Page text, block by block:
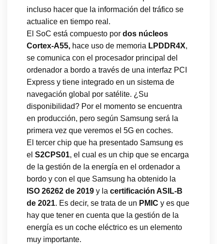
incluso hacer que la información del tráfico se
actualice en tiempo real.
El SoC está compuesto por dos núcleos
Cortex-A55, hace uso de memoria LPDDR4X,
se comunica con el procesador principal del
ordenador a bordo a través de una interfaz PCI
Express y tiene integrado en un sistema de
navegación global por satélite. ¿Su
disponibilidad? Por el momento se encuentra
en producción, pero según Samsung será la
primera vez que veremos el 5G en coches.
El tercer chip que ha presentado Samsung es
el S2CPS01, el cual es un chip que se encarga
de la gestión de la energía en el ordenador a
bordo y con el que Samsung ha obtenido la
ISO 26262 de 2019 y la certificación ASIL-B
de 2021. Es decir, se trata de un PMIC y es que
hay que tener en cuenta que la gestión de la
energía es un coche eléctrico es un elemento
muy importante.